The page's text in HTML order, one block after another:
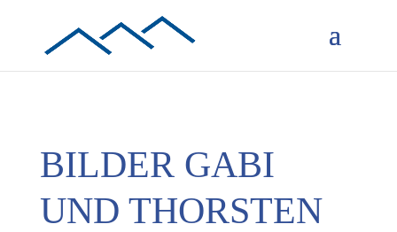
BILDER GABI
UND THORSTEN